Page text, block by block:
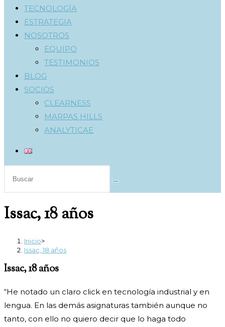
TECNOLOGÍA
ESTRATEGIA
NOSOTROS
EQUIPO
TESTIMONIOS
BLOG
SOCIOS
CLEARNESS
MARPAS HILLS
ANALYTICAE
web
Issac, 18 años
Inicio>
Issac, 18 años
Issac, 18 años
“He notado un claro click en tecnología industrial y en
lengua. En las demás asignaturas también aunque no
tanto, con ello no quiero decir que lo haga todo